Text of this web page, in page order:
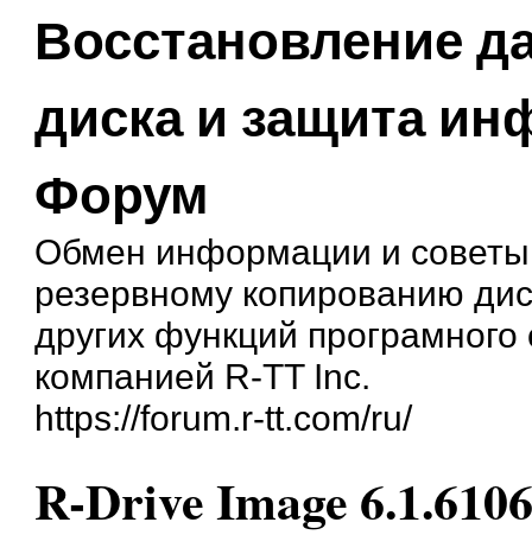
Восстановление
диска и защита
Форум
Обмен информации и
резервному копированию
других функций
компанией R-TT Inc.
https://forum.r-tt.com/ru/
R-Drive Image